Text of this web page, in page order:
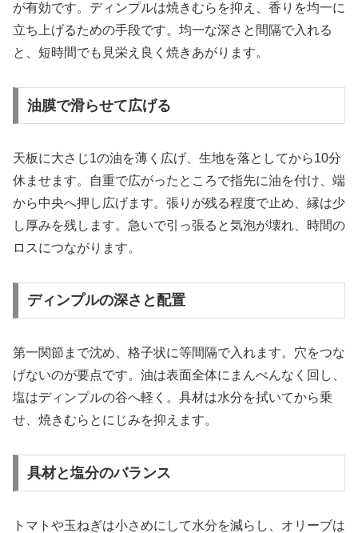
が有効です。ディンプルは焼きむらを抑え、香りを均一に
立ち上げるための手段です。均一な深さと間隔で入れる
と、短時間でも見栄え良く焼きあがります。
油膜で滑らせて広げる
天板に大さじ1の油を薄く広げ、生地を落としてから10分
休ませます。自重で広がったところで指先に油を付け、端
から中央へ押し広げます。張りが残る程度で止め、縁は少
し厚みを残します。急いで引っ張ると気泡が壊れ、時間の
ロスにつながります。
ディンプルの深さと配置
第一関節まで沈め、格子状に等間隔で入れます。穴をつな
げないのが要点です。油は表面全体にまんべんなく回し、
塩はディンプルの谷へ軽く。具材は水分を拭いてから乗
せ、焼きむらとにじみを抑えます。
具材と塩分のバランス
トマトや玉ねぎは小さめにして水分を減らし、オリーブは